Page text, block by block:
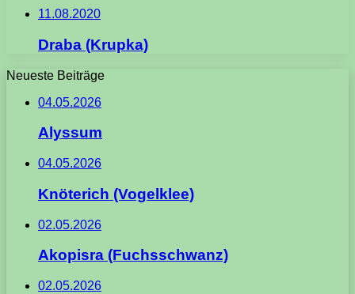
11.08.2020
Draba (Krupka)
Neueste Beiträge
04.05.2026
Alyssum
04.05.2026
Knöterich (Vogelklee)
02.05.2026
Akopisra (Fuchsschwanz)
02.05.2026